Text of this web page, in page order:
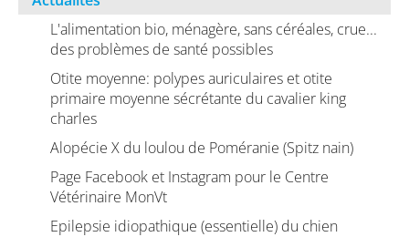
L'alimentation bio, ménagère, sans céréales, crue...
des problèmes de santé possibles
Otite moyenne: polypes auriculaires et otite
primaire moyenne sécrétante du cavalier king
charles
Alopécie X du loulou de Poméranie (Spitz nain)
Page Facebook et Instagram pour le Centre
Vétérinaire MonVt
Epilepsie idiopathique (essentielle) du chien